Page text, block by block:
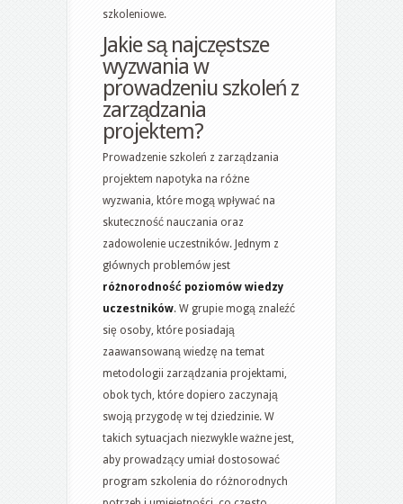
szkoleniowe.
Jakie są najczęstsze
wyzwania w
prowadzeniu szkoleń z
zarządzania
projektem?
Prowadzenie szkoleń z zarządzania
projektem napotyka na różne
wyzwania, które mogą wpływać na
skuteczność nauczania oraz
zadowolenie uczestników. Jednym z
głównych problemów jest
różnorodność poziomów wiedzy
uczestników. W grupie mogą znaleźć
się osoby, które posiadają
zaawansowaną wiedzę na temat
metodologii zarządzania projektami,
obok tych, które dopiero zaczynają
swoją przygodę w tej dziedzinie. W
takich sytuacjach niezwykle ważne jest,
aby prowadzący umiał dostosować
program szkolenia do różnorodnych